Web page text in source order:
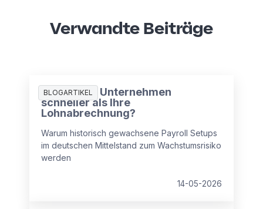
Verwandte Beiträge
BLOGARTIKEL
Wächst Ihr Unternehmen
schneller als Ihre
Lohnabrechnung?
Warum historisch gewachsene Payroll Setups
im deutschen Mittelstand zum Wachstumsrisiko
werden
14-05-2026